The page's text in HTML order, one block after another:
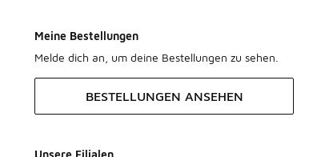
Meine Bestellungen
Melde dich an, um deine Bestellungen zu sehen.
BESTELLUNGEN ANSEHEN
Unsere Filialen